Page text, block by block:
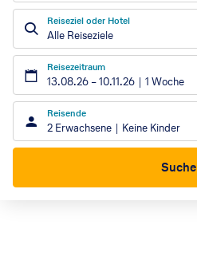
Reiseziel oder Hotel
Alle Reiseziele
Reisezeitraum
13.08.26 –10.11.26 1 Woche
Reisende
2 Erwachsene Keine Kinder
Suche